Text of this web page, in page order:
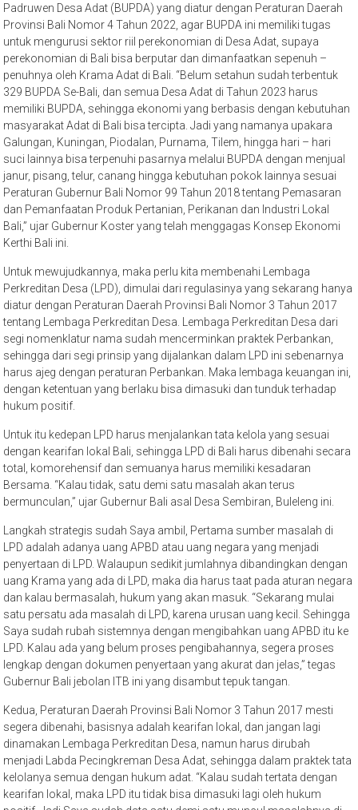
Padruwen Desa Adat (BUPDA) yang diatur dengan Peraturan Daerah
Provinsi Bali Nomor 4 Tahun 2022, agar BUPDA ini memiliki tugas
untuk mengurusi sektor riil perekonomian di Desa Adat, supaya
perekonomian di Bali bisa berputar dan dimanfaatkan sepenuh –
penuhnya oleh Krama Adat di Bali. “Belum setahun sudah terbentuk
329 BUPDA Se-Bali, dan semua Desa Adat di Tahun 2023 harus
memiliki BUPDA, sehingga ekonomi yang berbasis dengan kebutuhan
masyarakat Adat di Bali bisa tercipta. Jadi yang namanya upakara
Galungan, Kuningan, Piodalan, Purnama, Tilem, hingga hari – hari
suci lainnya bisa terpenuhi pasarnya melalui BUPDA dengan menjual
janur, pisang, telur, canang hingga kebutuhan pokok lainnya sesuai
Peraturan Gubernur Bali Nomor 99 Tahun 2018 tentang Pemasaran
dan Pemanfaatan Produk Pertanian, Perikanan dan Industri Lokal
Bali,” ujar Gubernur Koster yang telah menggagas Konsep Ekonomi
Kerthi Bali ini.
Untuk mewujudkannya, maka perlu kita membenahi Lembaga
Perkreditan Desa (LPD), dimulai dari regulasinya yang sekarang hanya
diatur dengan Peraturan Daerah Provinsi Bali Nomor 3 Tahun 2017
tentang Lembaga Perkreditan Desa. Lembaga Perkreditan Desa dari
segi nomenklatur nama sudah mencerminkan praktek Perbankan,
sehingga dari segi prinsip yang dijalankan dalam LPD ini sebenarnya
harus ajeg dengan peraturan Perbankan. Maka lembaga keuangan ini,
dengan ketentuan yang berlaku bisa dimasuki dan tunduk terhadap
hukum positif.
Untuk itu kedepan LPD harus menjalankan tata kelola yang sesuai
dengan kearifan lokal Bali, sehingga LPD di Bali harus dibenahi secara
total, komorehensif dan semuanya harus memiliki kesadaran
Bersama. “Kalau tidak, satu demi satu masalah akan terus
bermunculan,” ujar Gubernur Bali asal Desa Sembiran, Buleleng ini.
Langkah strategis sudah Saya ambil, Pertama sumber masalah di
LPD adalah adanya uang APBD atau uang negara yang menjadi
penyertaan di LPD. Walaupun sedikit jumlahnya dibandingkan dengan
uang Krama yang ada di LPD, maka dia harus taat pada aturan negara
dan kalau bermasalah, hukum yang akan masuk. “Sekarang mulai
satu persatu ada masalah di LPD, karena urusan uang kecil. Sehingga
Saya sudah rubah sistemnya dengan mengibahkan uang APBD itu ke
LPD. Kalau ada yang belum proses pengibahannya, segera proses
lengkap dengan dokumen penyertaan yang akurat dan jelas,” tegas
Gubernur Bali jebolan ITB ini yang disambut tepuk tangan.
Kedua, Peraturan Daerah Provinsi Bali Nomor 3 Tahun 2017 mesti
segera dibenahi, basisnya adalah kearifan lokal, dan jangan lagi
dinamakan Lembaga Perkreditan Desa, namun harus dirubah
menjadi Labda Pecingkreman Desa Adat, sehingga dalam praktek tata
kelolanya semua dengan hukum adat. “Kalau sudah tertata dengan
kearifan lokal, maka LPD itu tidak bisa dimasuki lagi oleh hukum